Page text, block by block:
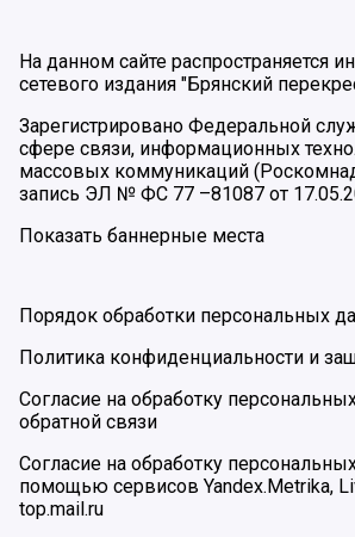
На данном сайте распространяется
сетевого издания "Брянский
Зарегистрировано Федеральной
сфере связи, информационных
массовых коммуникаций
запись ЭЛ № ФС 77 –81087 от
Показать баннерные места
Порядок обработки персональных
Политика конфиденциальности и
Согласие на обработку
обратной связи
Согласие на обработку
помощью сервисов Yandex.Metrika,
top.mail.ru